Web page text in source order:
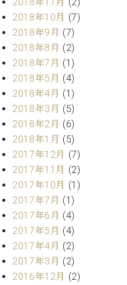
2018年10月 (7)
2018年9月 (7)
2018年8月 (2)
2018年7月 (1)
2018年5月 (4)
2018年4月 (1)
2018年3月 (5)
2018年2月 (6)
2018年1月 (5)
2017年12月 (7)
2017年11月 (2)
2017年10月 (1)
2017年7月 (1)
2017年6月 (4)
2017年5月 (4)
2017年4月 (2)
2017年3月 (2)
2016年12月 (2)